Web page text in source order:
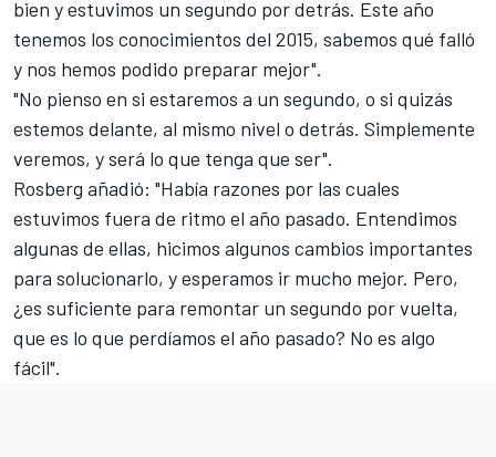
bien y estuvimos un segundo por detrás. Este año
tenemos los conocimientos del 2015, sabemos qué falló
y nos hemos podido preparar mejor".
"No pienso en si estaremos a un segundo, o si quizás
estemos delante, al mismo nivel o detrás. Simplemente
veremos, y será lo que tenga que ser".
Rosberg añadió: "Había razones por las cuales
estuvimos fuera de ritmo el año pasado. Entendimos
algunas de ellas, hicimos algunos cambios importantes
para solucionarlo, y esperamos ir mucho mejor. Pero,
¿es suficiente para remontar un segundo por vuelta,
que es lo que perdíamos el año pasado? No es algo
fácil".